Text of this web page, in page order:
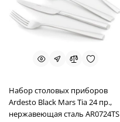
Набор столовых приборов
Ardesto Black Mars Tia 24 пр.,
нержавеющая сталь AR0724TS